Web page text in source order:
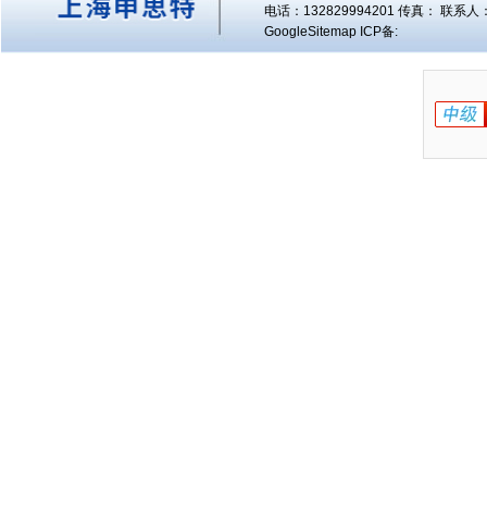
电话：132829994201 传真： 联系人
GoogleSitemap ICP备: